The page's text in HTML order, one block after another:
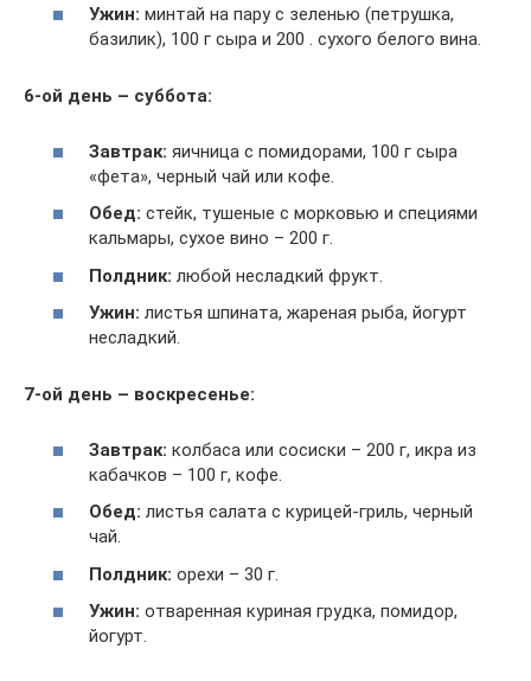
Ужин: минтай на пару с зеленью (петрушка,
базилик), 100 г сыра и 200 . сухого белого вина.
6-ой день – суббота:
Завтрак: яичница с помидорами, 100 г сыра
«фета», черный чай или кофе.
Обед: стейк, тушеные с морковью и специями
кальмары, сухое вино – 200 г.
Полдник: любой несладкий фрукт.
Ужин: листья шпината, жареная рыба, йогурт
несладкий.
7-ой день – воскресенье:
Завтрак: колбаса или сосиски – 200 г, икра из
кабачков – 100 г, кофе.
Обед: листья салата с курицей-гриль, черный
чай.
Полдник: орехи – 30 г.
Ужин: отваренная куриная грудка, помидор,
йогурт.